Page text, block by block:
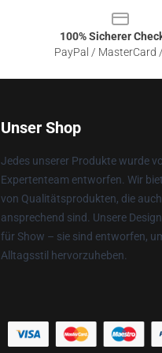
100% Sicherer
PayPal / MasterCard
Unser Shop
Jedes unserer Produkte wurde
Expertenteam entworfen. Wir
von Qualitätsprodukten, die
ansprechend sind. Unsere
für Show – sie sind entworfen,
Alltagsstil hervorzuheben.